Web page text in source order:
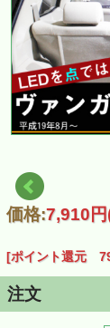
価格:7,910円
[ポイント還元
注文